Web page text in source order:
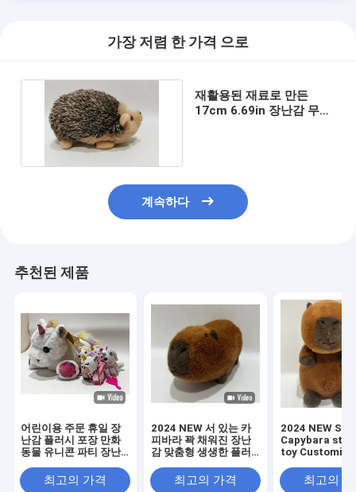
가장 저렴 한 가격 으로
재활용된 재료로 만든
17cm 6.69in 장난감 무지
계속하다
추천된 제품
어린이용 주문 휴일 장
난감 플러시 포장 만화
동물 유니콘 파티 장난
최고의 가격
2024 NEW 서 있는 카
피바라 꽉 채워진 장난
감 맞춤형 생생한 플러
최고의 가격
2024 NEW
Capybara
toy
사
최고의